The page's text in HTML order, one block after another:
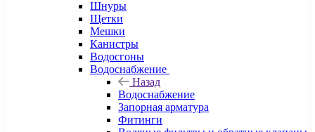
Шнуры
Щетки
Мешки
Канистры
Водосгоны
Водоснабжение
Назад
Водоснабжение
Запорная арматура
Фитинги